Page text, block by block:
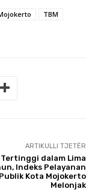
TBM
ARTIKULLI TJETËR
Tertinggi dalam Lima
Indeks Pelayanan
Publik Kota Mojokerto
Melonjak